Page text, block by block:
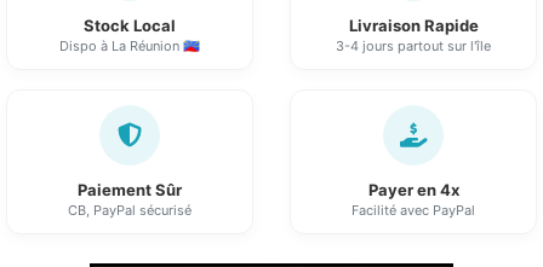
Stock Local
Dispo à La Réunion 🇷🇪
Livraison Rapide
3-4 jours partout sur l'île
Paiement Sûr
CB, PayPal sécurisé
Payer en 4x
Facilité avec PayPal